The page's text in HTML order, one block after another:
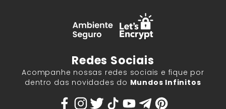
Redes Sociais
Acompanhe nossas redes sociais e fique por
dentro das novidades do Mundos Infinitos